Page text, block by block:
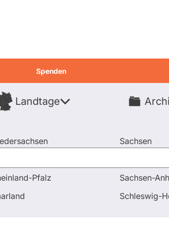
Landtage
Pfalz
Sachsen
Sachsen-
Schleswig-
Spenden